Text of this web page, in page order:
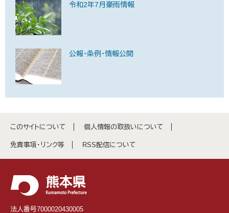
令和2年7月豪雨情報
公報・条例・情報公開
このサイトについて 個人情報の取扱いについて
免責事項・リンク等 RSS配信について
法人番号7000020430005